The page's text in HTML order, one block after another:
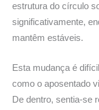
estrutura do círculo
significativamente,
mantêm estáveis.
Esta mudança é
como o aposentado
De dentro, sentia-se